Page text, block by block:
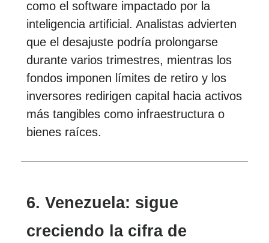
como el software impactado por la
inteligencia artificial. Analistas advierten
que el desajuste podría prolongarse
durante varios trimestres, mientras los
fondos imponen límites de retiro y los
inversores redirigen capital hacia activos
más tangibles como infraestructura o
bienes raíces.
6. Venezuela: sigue
creciendo la cifra de